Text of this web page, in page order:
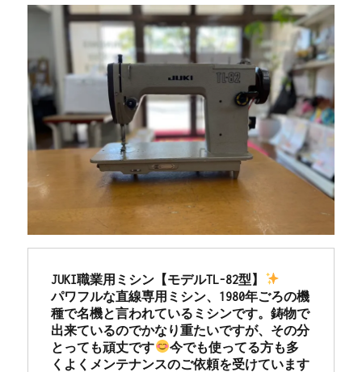
JUKI職業用ミシン【モデルTL-82型】
パワフルな直線専用ミシン、1980年ごろの機
種で名機と言われているミシンです。鋳物で
出来ているのでかなり重たいですが、その分
とっても頑丈です
今でも使ってる方も多
くよくメンテナンスのご依頼を受けています